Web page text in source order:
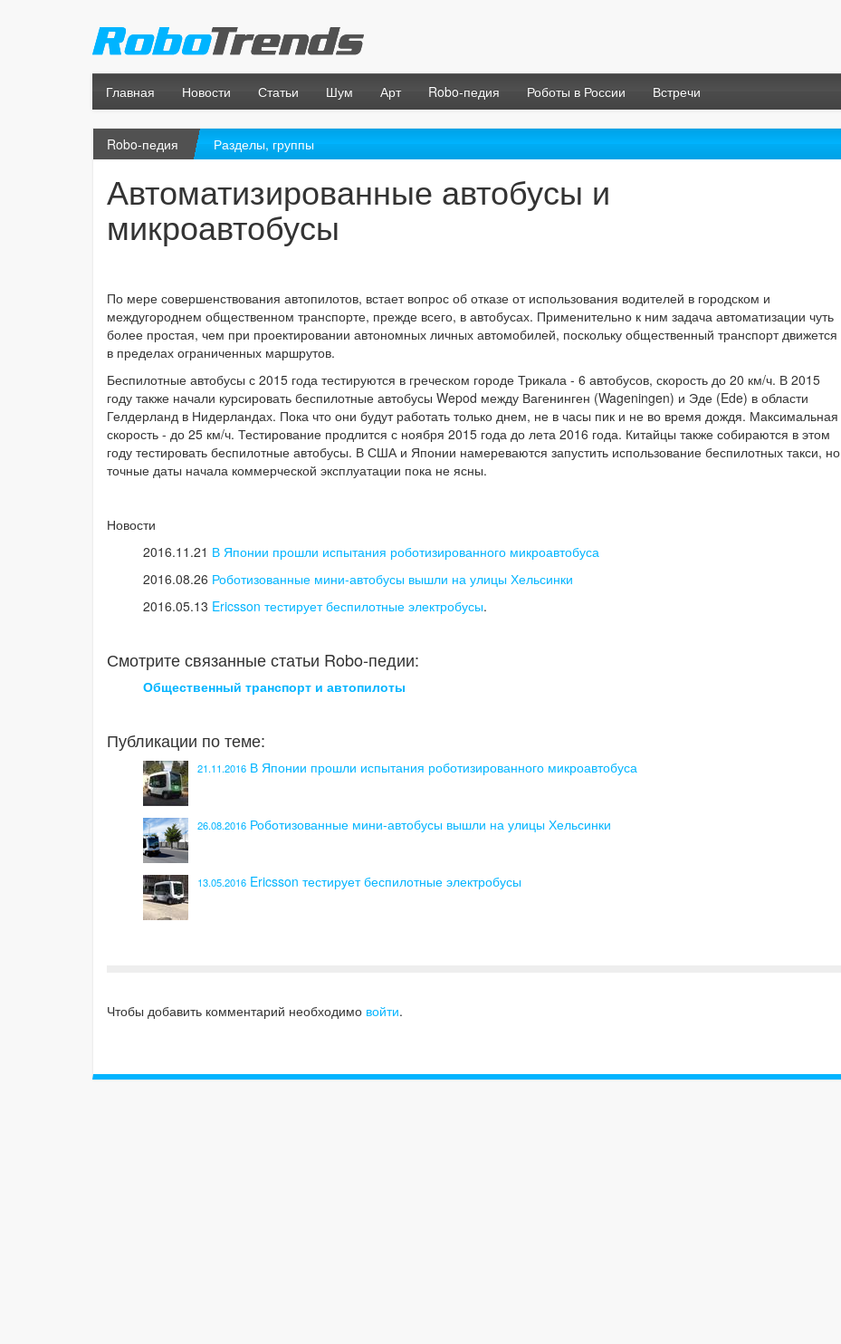
Главная Новости Статьи Шум Арт Robo-педия Роботы в России Встречи
Robo-педия Разделы, группы
Автоматизированные автобусы и
микроавтобусы
По мере совершенствования автопилотов, встает вопрос об отказе от использования водителей в городском и
междугороднем общественном транспорте, прежде всего, в автобусах. Применительно к ним задача автоматизации чуть
более простая, чем при проектировании автономных личных автомобилей, поскольку общественный транспорт движется
в пределах ограниченных маршрутов.
Беспилотные автобусы с 2015 года тестируются в греческом городе Трикала - 6 автобусов, скорость до 20 км/ч. В 2015
году также начали курсировать беспилотные автобусы Wepod между Вагенинген (Wageningen) и Эде (Ede) в области
Гелдерланд в Нидерландах. Пока что они будут работать только днем, не в часы пик и не во время дождя. Максимальная
скорость - до 25 км/ч. Тестирование продлится с ноября 2015 года до лета 2016 года. Китайцы также собираются в этом
году тестировать беспилотные автобусы. В США и Японии намереваются запустить использование беспилотных такси, но
точные даты начала коммерческой эксплуатации пока не ясны.
Новости
2016.11.21 В Японии прошли испытания роботизированного микроавтобуса
2016.08.26 Роботизованные мини-автобусы вышли на улицы Хельсинки
2016.05.13 Ericsson тестирует беспилотные электробусы.
Смотрите связанные статьи Robo-педии:
Общественный транспорт и автопилоты
Публикации по теме:
21.11.2016 В Японии прошли испытания роботизированного микроавтобуса
26.08.2016 Роботизованные мини-автобусы вышли на улицы Хельсинки
13.05.2016 Ericsson тестирует беспилотные электробусы
Чтобы добавить комментарий необходимо войти.